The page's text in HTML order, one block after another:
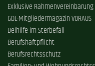
Exklusive
GDL-Mitgliedermagazin VORAUS
Beihilfe im Sterbefall
Berufshaftpflicht
Berufsrechtsschutz